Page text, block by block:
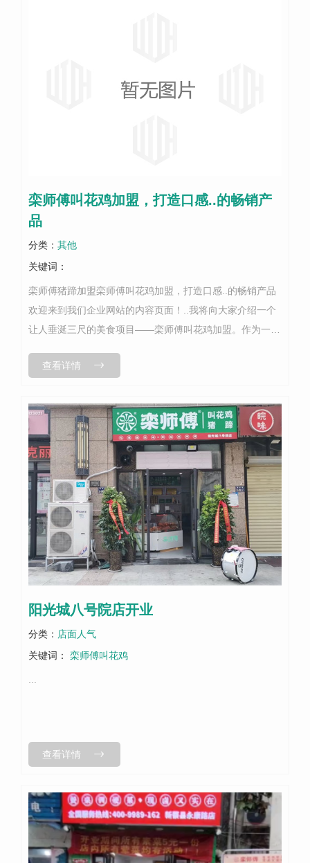
栾师傅叫花鸡加盟，打造口感..的畅销产
品
分类： 其他
关键词：
栾师傅猪蹄加盟栾师傅叫花鸡加盟，打造口感..的畅销产品
欢迎来到我们企业网站的内容页面！..我将向大家介绍一个
让人垂涎三尺的美食项目——栾师傅叫花鸡加盟。作为一款
料，成为了市场上的畅销产品...
查看详情
阳光城八号院店开业
分类： 店面人气
关键词：
栾师傅叫花鸡
查看详情